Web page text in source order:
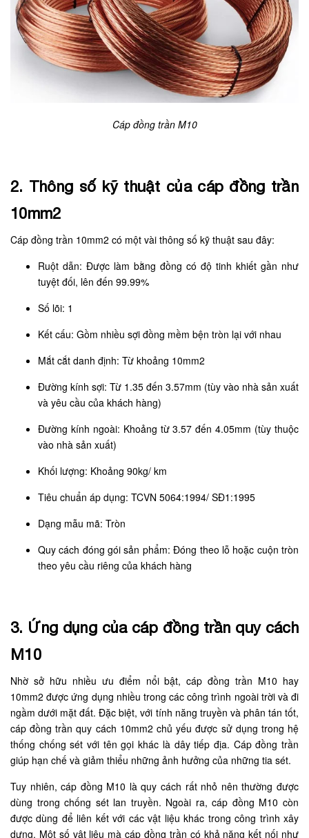
Cáp đồng trần M10
2. Thông số kỹ thuật của cáp đồng trần
10mm2
Cáp đồng trần 10mm2 có một vài thông số kỹ thuật sau đây:
Ruột dẫn: Được làm bằng đồng có độ tinh khiết gần như
tuyệt đối, lên đến 99.99%
Số lõi: 1
Kết cấu: Gồm nhiều sợi đồng mềm bện tròn lại với nhau
Mắt cắt danh định: Từ khoảng 10mm2
Đường kính sợi: Từ 1.35 đến 3.57mm (tùy vào nhà sản xuất
và yêu cầu của khách hàng)
Đường kính ngoài: Khoảng từ 3.57 đến 4.05mm (tùy thuộc
vào nhà sản xuất)
Khối lượng: Khoảng 90kg/ km
Tiêu chuẩn áp dụng: TCVN 5064:1994/ SĐ1:1995
Dạng mẫu mã: Tròn
Quy cách đóng gói sản phẩm: Đóng theo lỗ hoặc cuộn tròn
theo yêu cầu riêng của khách hàng
3. Ứng dụng của cáp đồng trần quy cách
M10
Nhờ sở hữu nhiều ưu điểm nổi bật, cáp đồng trần M10 hay
10mm2 được ứng dụng nhiều trong các công trình ngoài trời và đi
ngầm dưới mặt đất. Đặc biệt, với tính năng truyền và phân tán tốt,
cáp đồng trần quy cách 10mm2 chủ yếu được sử dụng trong hệ
thống chống sét với tên gọi khác là dây tiếp địa. Cáp đồng trần
giúp hạn chế và giảm thiểu những ảnh hưởng của những tia sét.
Tuy nhiên, cáp đồng M10 là quy cách rất nhỏ nên thường được
dùng trong chống sét lan truyền. Ngoài ra, cáp đồng M10 còn
được dùng để liên kết với các vật liệu khác trong công trình xây
dựng. Một số vật liệu mà cáp đồng trần có khả năng kết nối như